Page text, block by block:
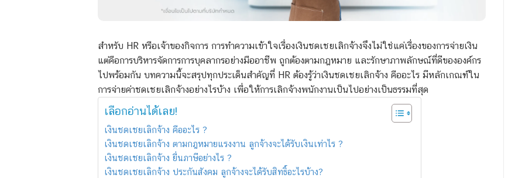
สำหรับ HR หรือเจ้าของกิจการ การทำความเข้าใจเรื่องเงินชดเชยเลิกจ้างจึงไม่ใช่แค่เรื่องของการจ่ายเงิน
แต่คือการบริหารจัดการการบุคลากรอย่างมืออาชีพ ถูกต้องตามกฎหมาย และรักษาภาพลักษณ์ที่ดีขององค์กร
ไปพร้อมกัน บทความนี้จะสรุปทุกประเด็นสำคัญที่ HR ต้องรู้ว่าเงินชดเชยเลิกจ้าง คืออะไร มีหลักเกณฑ์ใน
การจ่ายค่าชดเชยเลิกจ้างอย่างไรบ้าง เพื่อให้การเลิกจ้างพนักงานเป็นไปอย่างเป็นธรรมที่สุด
เลือกอ่านได้เลย!
เงินชดเชยเลิกจ้าง คืออะไร ?
เงินชดเชยเลิกจ้าง ตามกฎหมายแรงงาน ลูกจ้างจะได้รับเงินเท่าไร ?
เงินชดเชยเลิกจ้าง ยื่นภาษีอย่างไร ?
เงินชดเชยเลิกจ้าง ประกันสังคม ลูกจ้างจะได้รับสิทธิ์อะไรบ้าง?